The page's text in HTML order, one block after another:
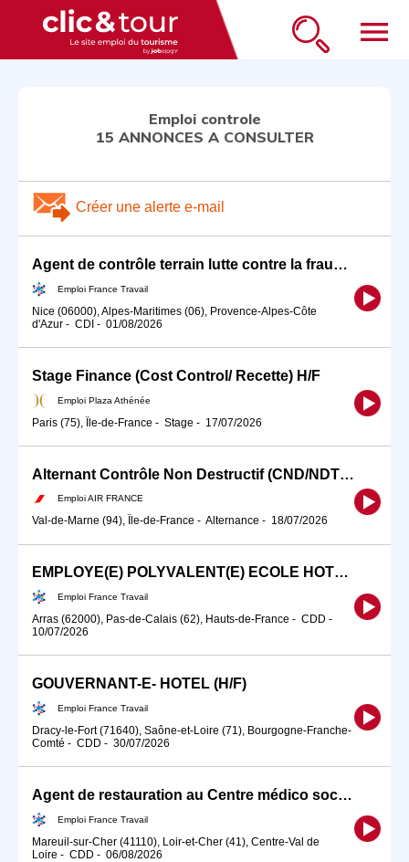
menu
Emploi controle
15 ANNONCES A CONSULTER
Créer une alerte e-mail
Agent de contrôle terrain lutte contre la fraude F/H
Emploi France Travail
Nice (06000), Alpes-Maritimes (06), Provence-Alpes-Côte
d'Azur - CDI - 01/08/2026
Stage Finance (Cost Control/ Recette) H/F
Emploi Plaza Athénée
Paris (75), Île-de-France - Stage - 17/07/2026
Alternant Contrôle Non Destructif (CND/NDT) H/F F/H
Emploi AIR FRANCE
Val-de-Marne (94), Île-de-France - Alternance - 18/07/2026
EMPLOYE(E) POLYVALENT(E) ECOLE HOTELIERE (H/F)
Emploi France Travail
Arras (62000), Pas-de-Calais (62), Hauts-de-France - CDD -
10/07/2026
GOUVERNANT-E- HOTEL (H/F)
Emploi France Travail
Dracy-le-Fort (71640), Saône-et-Loire (71), Bourgogne-Franche-
Comté - CDD - 30/07/2026
Agent de restauration au Centre médico social (H/F)
Emploi France Travail
Mareuil-sur-Cher (41110), Loir-et-Cher (41), Centre-Val de
Loire - CDD - 06/08/2026